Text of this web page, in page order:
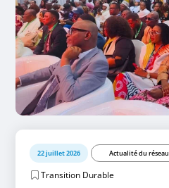
22 juillet 2026 Actualité du réseau
Transition Durable